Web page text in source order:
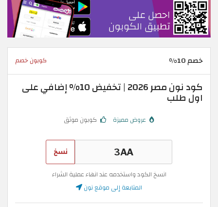
خصم 10% كوبون خصم
كود نون مصر 2026 | تخفيض 10% إضافي على
اول طلب
عروض مميزة كوبون موثق
نسخ
انسخ الكود واستخدمه عند انهاء عملية الشراء
المتابعة إلى موقع نون